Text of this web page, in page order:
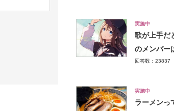
実施中
歌が上手だ
のメンバー
回答数：23837
実施中
ラーメンっ